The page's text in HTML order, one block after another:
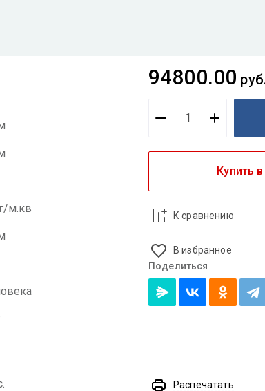
м.кв
94800.00
Купить
К сравнению
В избранное
Поделиться
Распечатать